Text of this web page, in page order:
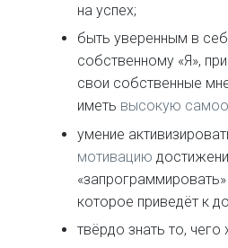
на успех;
быть уверенным в
собственному «Я»,
свои собственные
иметь высокую
умение
мотивацию
которое приведёт к
твёрдо знать то, чего